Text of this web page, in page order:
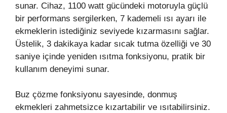
sunar. Cihaz, 1100 watt gücündeki motoruyla güçlü
bir performans sergilerken, 7 kademeli ısı ayarı ile
ekmeklerin istediğiniz seviyede kızarmasını sağlar.
Üstelik, 3 dakikaya kadar sıcak tutma özelliği ve 30
saniye içinde yeniden ısıtma fonksiyonu, pratik bir
kullanım deneyimi sunar.
Buz çözme fonksiyonu sayesinde, donmuş
ekmekleri zahmetsizce kızartabilir ve ısıtabilirsiniz.